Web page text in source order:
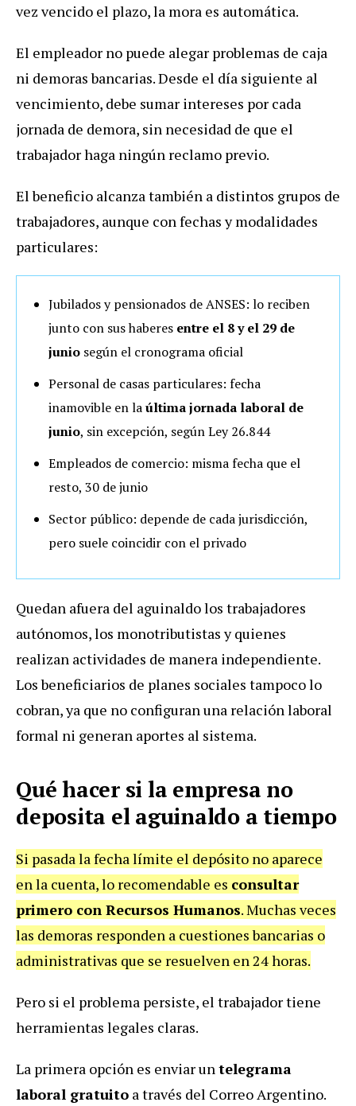
vez vencido el plazo, la mora es automática.
El empleador no puede alegar problemas de caja
ni demoras bancarias. Desde el día siguiente al
vencimiento, debe sumar intereses por cada
jornada de demora, sin necesidad de que el
trabajador haga ningún reclamo previo.
El beneficio alcanza también a distintos grupos de
trabajadores, aunque con fechas y modalidades
particulares:
Jubilados y pensionados de ANSES: lo reciben
junto con sus haberes entre el 8 y el 29 de
junio según el cronograma oficial
Personal de casas particulares: fecha
inamovible en laúltima jornada laboral de
junio, sin excepción, según Ley 26.844
Empleados de comercio: misma fecha que el
resto, 30 de junio
Sector público: depende de cada jurisdicción,
pero suele coincidir con el privado
Quedan afuera del aguinaldo los trabajadores
autónomos, los monotributistas y quienes
realizan actividades de manera independiente.
Los beneficiarios de planes sociales tampoco lo
cobran, ya que no configuran una relación laboral
formal ni generan aportes al sistema.
Qué hacer si la empresa no
deposita el aguinaldo a tiempo
Si pasada la fecha límite el depósito no aparece
en la cuenta, lo recomendable es consultar
primero con Recursos Humanos. Muchas veces
las demoras responden a cuestiones bancarias o
administrativas que se resuelven en 24 horas.
Pero si el problema persiste, el trabajador tiene
herramientas legales claras.
La primera opción es enviar untelegrama
laboral gratuito a través del Correo Argentino.